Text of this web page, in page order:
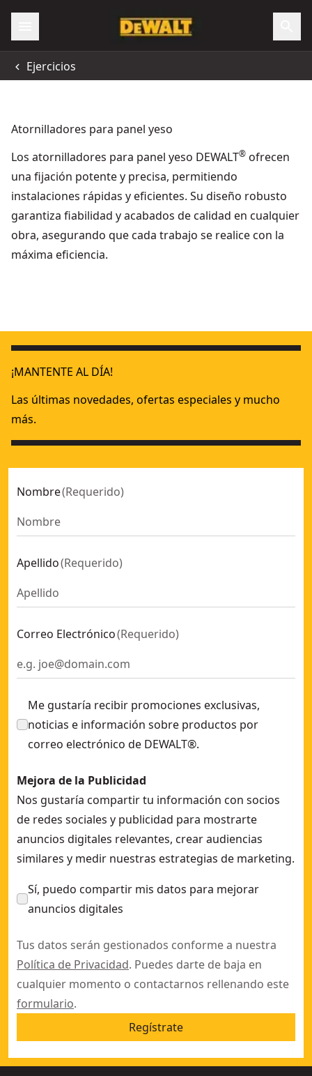
Ejercicios
Atornilladores para panel yeso
Los atornilladores para panel yeso DEWALT® ofrecen
una fijación potente y precisa, permitiendo
instalaciones rápidas y eficientes. Su diseño robusto
garantiza fiabilidad y acabados de calidad en cualquier
obra, asegurando que cada trabajo se realice con la
máxima eficiencia.
¡MANTENTE AL DÍA!
Las últimas novedades, ofertas especiales y mucho
más.
Nombre(Requerido)
Apellido(Requerido)
Correo Electrónico(Requerido)
Me gustaría recibir promociones exclusivas,
noticias e información sobre productos por
correo electrónico de DEWALT®.
Mejora de la Publicidad
Nos gustaría compartir tu información con socios
de redes sociales y publicidad para mostrarte
anuncios digitales relevantes, crear audiencias
similares y medir nuestras estrategias de marketing.
Sí, puedo compartir mis datos para mejorar
anuncios digitales
Tus datos serán gestionados conforme a nuestra
Política de Privacidad. Puedes darte de baja en
cualquier momento o contactarnos rellenando este
formulario.
Regístrate